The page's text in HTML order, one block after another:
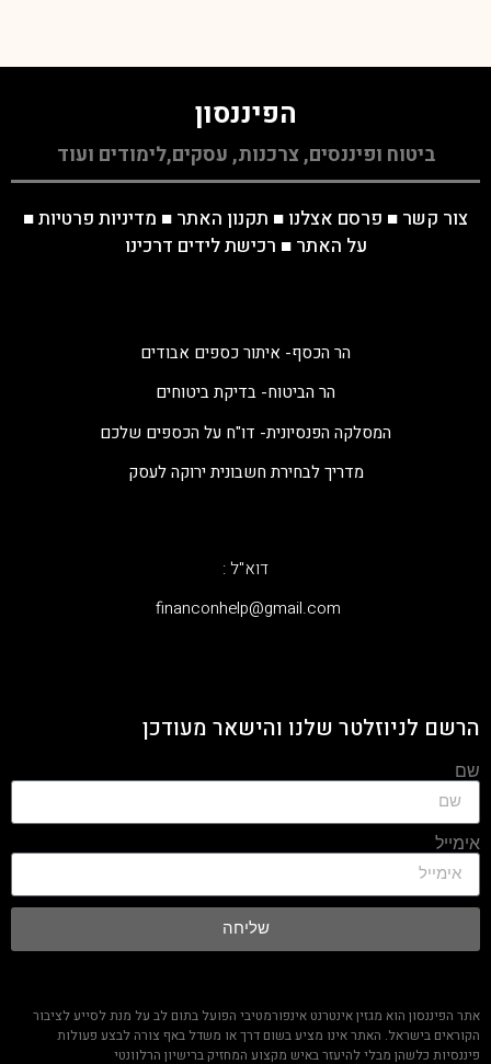
הפיננסון
ביטוח ופיננסים, צרכנות, עסקים,לימודים ועוד
צור קשר ■ פרסם אצלנו ■ תקנון האתר ■ מדיניות פרטיות■
על האתר ■ רכישת לידים דרכינו
הר הכסף- איתור כספים אבודים
הר הביטוח- בדיקת ביטוחים
המסלקה הפנסיונית- דו"ח על הכספים שלכם
מדריך לבחירת חשבונית ירוקה לעסק
דוא"ל :
‫financonhelp@gmail.com‬
הרשם לניוזלטר שלנו והישאר מעודכן
שם
אימייל
שליחה
אתר הפיננסון הוא מגזין אינטרנט אינפורמטיבי הפועל בתום לב על מנת לסייע לציבור
הקוראים בישראל. האתר אינו מציע בשום דרך או משדל באף צורה לבצע פעולות
פיננסיות כלשהן מבלי להיעזר באיש מקצוע המחזיק ברישיון הרלוונטי